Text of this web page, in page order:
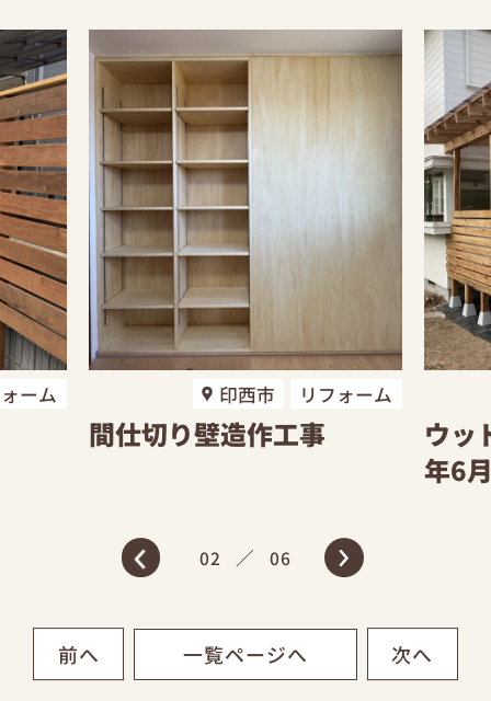
ーム 印西市 リフォーム
間仕切り壁造作工事
ウ
年6
02 ／ 06
前へ 一覧ページへ 次へ